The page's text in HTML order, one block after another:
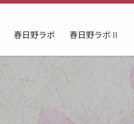
春日野ラボ 春日野ラボⅡ